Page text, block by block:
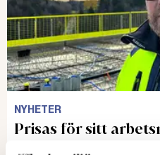
NYHETER
Prisas för sitt